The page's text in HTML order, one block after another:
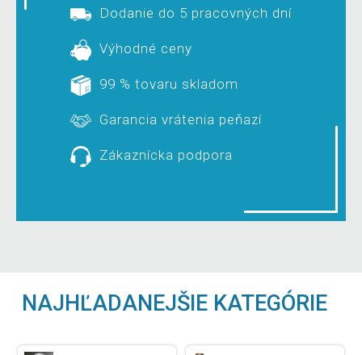
Dodanie do 5 pracovných dní
Výhodné ceny
99 % tovaru skladom
Garancia vrátenia peňazí
Zákaznícka podpora
NAJHĽADANEJŠIE KATEGÓRIE